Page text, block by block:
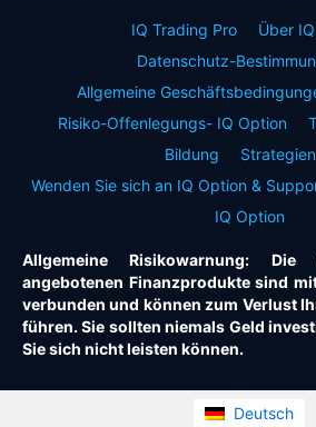
IQ Trading Pro
Über
Datenschutz-
Allgemeine
Risiko-Offenlegungs- IQ Option
Bildung
Strategien
Wenden Sie sich an IQ Option &
IQ Option
Allgemeine Risikowarnung: Die
angebotenen Finanzprodukte sind
verbunden und können zum Verlust
führen. Sie sollten niemals Geld
Sie sich nicht leisten können.
Deutsch